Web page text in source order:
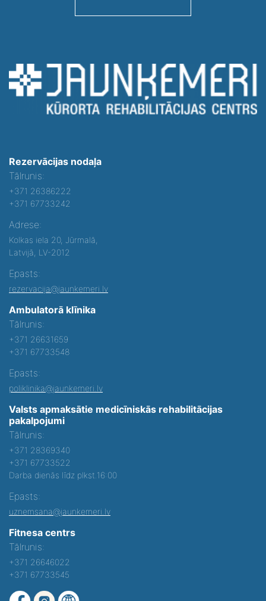
Rezervācijas nodaļa
Tālrunis:
+371 26386222
+371 67733242
Adrese:
Kolkas iela 20, Jūrmalā,
Latvijā, LV-2012
Epasts:
rezervacija@jaunkemeri.lv
Ambulatorā klīnika
Tālrunis:
+371 26631659
+371 67733548
Epasts:
poliklinika@jaunkemeri.lv
Valsts apmaksātie medicīniskās rehabilitācijas
pakalpojumi
Tālrunis:
+371 28369340
+371 67733522
Darba dienās līdz plkst.16:00
Epasts:
uznemsana@jaunkemeri.lv
Fitnesa centrs
Tālrunis:
+371 26646022
+371 67733545